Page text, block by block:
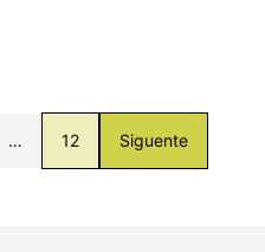
… 12 Siguente